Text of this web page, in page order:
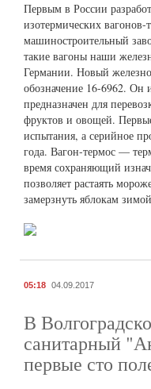
Первым в России
изотермических
машиностроительный
такие вагоны наши
Германии. Новый
обозначение 16-6962. Он
предназначен для
фруктов и овощей.
испытания, а серийное
года. Вагон-термос —
время сохраняющий
позволяет растаять
замерзнуть яблокам
05:18 04.09.2017
В
санитарный
первые сто